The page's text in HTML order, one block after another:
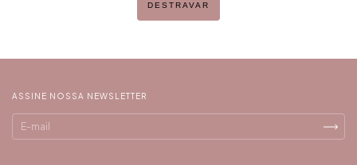
DESTRAVAR
ASSINE NOSSA NEWSLETTER